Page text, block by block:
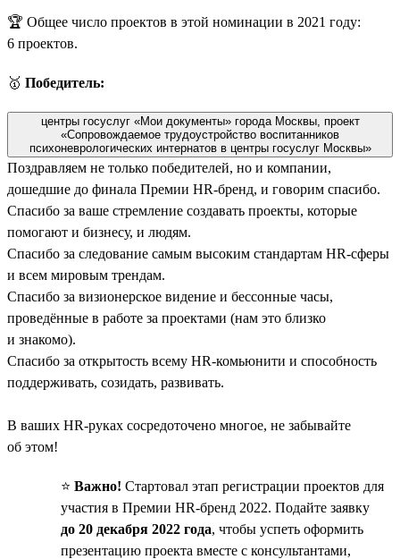
🏆 Общее число проектов в этой номинации в 2021 году:
6 проектов.
🥇 Победитель:
центры госуслуг «Мои документы» города Москвы, проект
«Сопровождаемое трудоустройство воспитанников
психоневрологических интернатов в центры госуслуг Москвы»
Поздравляем не только победителей, но и компании,
дошедшие до финала Премии HR-бренд, и говорим спасибо.
Спасибо за ваше стремление создавать проекты, которые
помогают и бизнесу, и людям.
Спасибо за следование самым высоким стандартам HR-сферы
и всем мировым трендам.
Спасибо за визионерское видение и бессонные часы,
проведённые в работе за проектами (нам это близко
и знакомо).
Спасибо за открытость всему HR-комьюнити и способность
поддерживать, созидать, развивать.
В ваших HR-руках сосредоточено многое, не забывайте
об этом!
⭐️ Важно! Стартовал этап регистрации проектов для
участия в Премии HR-бренд 2022. Подайте заявку
до 20 декабря 2022 года, чтобы успеть оформить
презентацию проекта вместе с консультантами,